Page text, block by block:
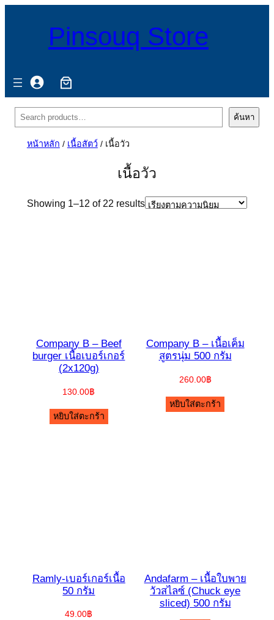
Pinsouq Store
ค้นหา ค้นหา
หน้าหลัก / เนื้อสัตว์ / เนื้อวัว
เนื้อวัว
Showing 1–12 of 22 resultsSorted
Company B – Beef
burger เนื้อเบอร์เกอร์
(2x120g)
130.00฿
หยิบใส่ตะกร้า
Company B – เนื้อเค็ม
สูตรนุ่ม 500 กรัม
260.00฿
หยิบใส่ตะกร้า
Ramly-เบอร์เกอร์เนื้อ
50 กรัม
49.00฿
Andafarm – เนื้อใบพาย
วัวสไลซ์ (Chuck eye
sliced) 500 กรัม